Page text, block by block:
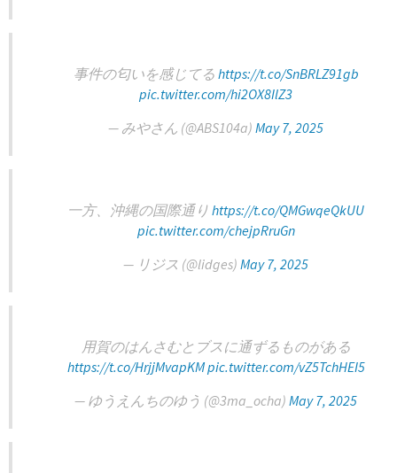
事件の匂いを感じてる https://t.co/SnBRLZ91gb
pic.twitter.com/hi2OX8IlZ3
— みやさん (@ABS104a) May 7, 2025
一方、沖縄の国際通り https://t.co/QMGwqeQkUU
pic.twitter.com/chejpRruGn
— リジス (@lidges) May 7, 2025
用賀のはんさむとブスに通ずるものがある
https://t.co/HrjjMvapKMpic.twitter.com/vZ5TchHEI5
— ゆうえんちのゆう (@3ma_ocha) May 7, 2025